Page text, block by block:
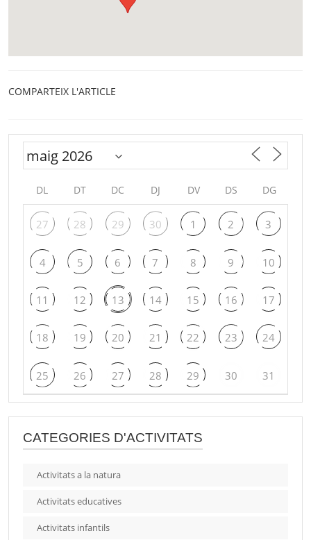
COMPARTEIX L'ARTICLE
DL DT DC DJ DV DS DG
27 28 29 30 1 2 3
4 5 6 7 8 9 10
11 12 13 14 15 16 17
18 19 20 21 22 23 24
25 26 27 28 29 30 31
CATEGORIES D'ACTIVITATS
Activitats a la natura
Activitats educatives
Activitats infantils